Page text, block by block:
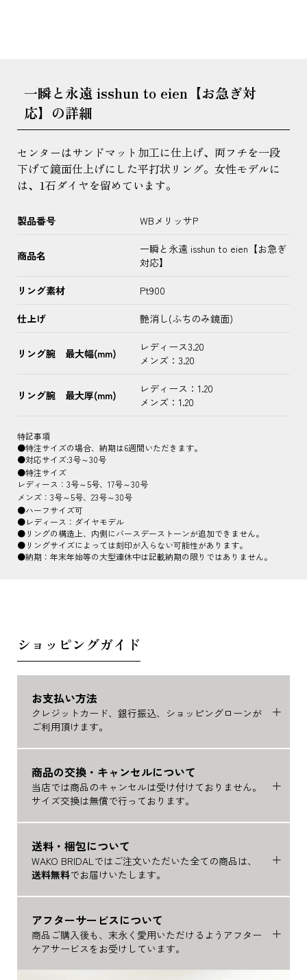
一瞬と永遠 isshun to eien【お急ぎ対
応】の詳細
センターはサンドマット加工に仕上げ、両フチを一段
下げて鏡面仕上げにした平打状リング。女性モデルに
は、1石ダイヤを留めています。
製品番号 WBメリッサP
商品名
一瞬と永遠 isshun to eien【お急ぎ
対応】
リング素材 Pt900
仕上げ 艶消し(ふちのみ鏡面)
リング腕 最大幅(mm)
レディース3.20
メンズ：3.20
リング腕 最大厚(mm)
レディース：1.20
メンズ：1.20
特記事項
●特注サイズの場合、納期は6週間いただきます。
●対応サイズ:3号～30号
●特注サイズ
レディース：3号～5号、17号～30号
メンズ：3号～5号、23号～30号
●ハーフサイズ可
●レディース：ダイヤモデル
●リングの構造上、内側にバースデーストーンが追加できません。
●リングサイズによっては刻印が入らない可能性があります。
●納期：年末年始等の大型連休中は記載納期の限りではありません。
ショッピングガイド
お支払い方法
クレジットカード、銀行振込、ショッピングローンが
ご利用頂けます。
商品の交換・キャンセルについて
当店では商品のキャンセルは受け付けておりません。
サイズ交換は無償で行っております。
送料・梱包について
WAKO BRIDALではご注文いただいた全ての商品は、
送料無料でお届けいたします。
アフターサービスについて
商品ご購入後も、末永く愛用いただけるようアフター
ケアサービスをお受けしています。